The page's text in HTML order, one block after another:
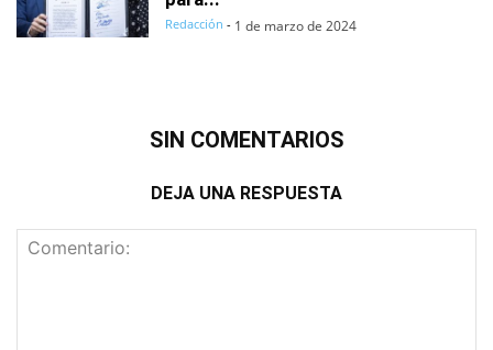
Redacción - 1 de marzo de 2024
SIN COMENTARIOS
DEJA UNA RESPUESTA